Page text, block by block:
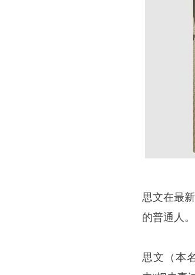
思文在最
的普通人。
思文（本